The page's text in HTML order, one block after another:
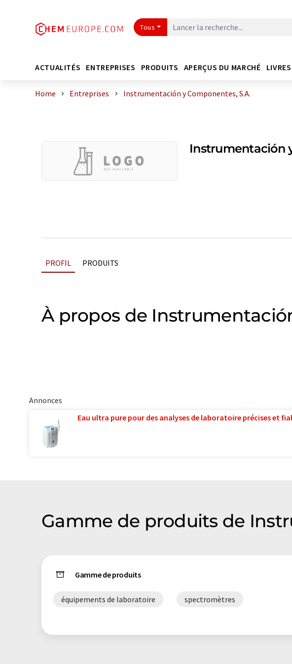
Tous
ACTUALITÉS ENTREPRISES PRODUITS APERÇUS DU MARCHÉ
Home Entreprises Instrumentación y Componentes, S.A.
Instrumentación
PROFIL PRODUITS
À propos de
Annonces
Eau ultra pure pour des analyses de laboratoire précises et
Gamme de produits de
Gamme de produits
équipements de laboratoire spectromètres